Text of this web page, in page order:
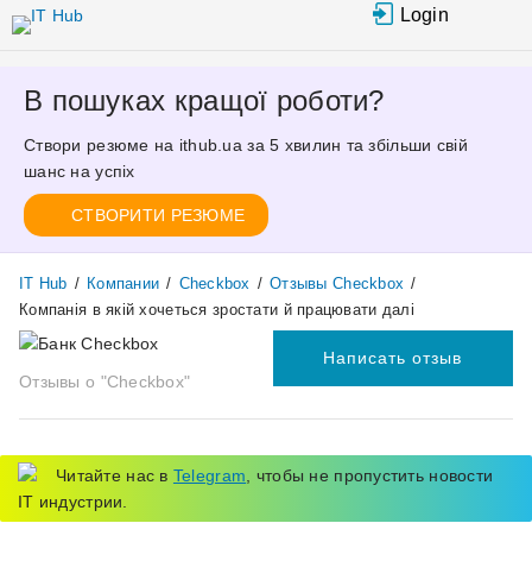
Login
В пошуках кращої роботи?
Створи резюме на ithub.ua за 5 хвилин та збільши свій
шанс на успіх
СТВОРИТИ РЕЗЮМЕ
IT Hub / Компании / Checkbox / Отзывы Checkbox /
Компанія в якій хочеться зростати й працювати далі
Написать отзыв
Отзывы о "Checkbox"
Читайте нас в Telegram , чтобы не пропустить новости
IT индустрии.